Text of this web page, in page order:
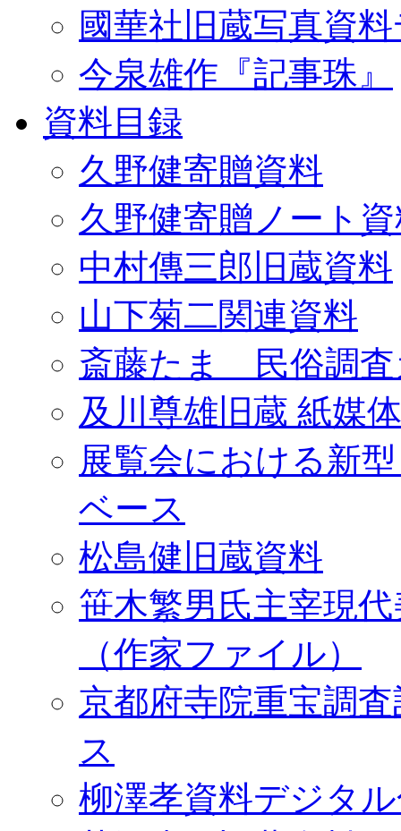
國華社旧蔵写真資
今泉雄作『記事珠』
資料目録
久野健寄贈資料
久野健寄贈ノート
中村傳三郎旧蔵資料
山下菊二関連資料
斎藤たま 民俗調査
及川尊雄旧蔵 紙媒
展覧会における新
ベース
松島健旧蔵資料
笹木繁男氏主宰現
（作家ファイル）
京都府寺院重宝調
ス
柳澤孝資料デジタ